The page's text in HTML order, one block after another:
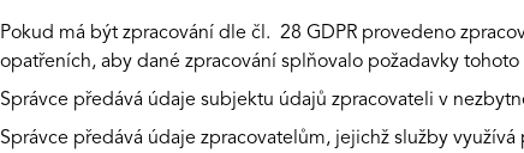
Pokud má být zpracování dle čl. 28 GDPR provedeno
opatřeních, aby dané zpracování splňovalo požadavky
Správce předává údaje subjektu údajů zpracovateli v
Správce předává údaje zpracovatelům, jejichž služby